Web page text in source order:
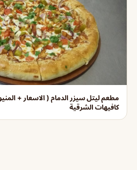
مطعم ليتل سيزر الدمام ( الاسعار +
كافيهات الشرقية